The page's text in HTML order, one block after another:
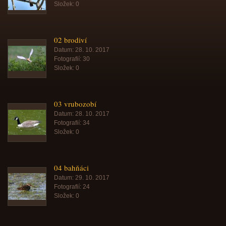
Složek: 0
02 brodiví
Datum: 28. 10. 2017
Fotografií: 30
Složek: 0
03 vrubozobí
Datum: 28. 10. 2017
Fotografií: 34
Složek: 0
04 bahňáci
Datum: 29. 10. 2017
Fotografií: 24
Složek: 0